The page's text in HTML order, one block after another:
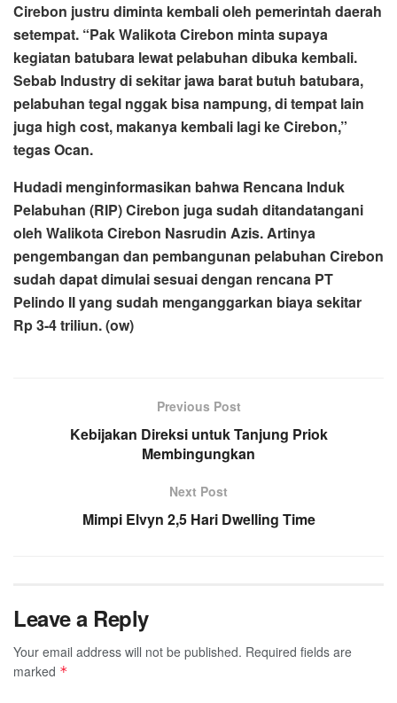
Cirebon justru diminta kembali oleh pemerintah daerah
setempat. “Pak Walikota Cirebon minta supaya
kegiatan batubara lewat pelabuhan dibuka kembali.
Sebab Industry di sekitar jawa barat butuh batubara,
pelabuhan tegal nggak bisa nampung, di tempat lain
juga high cost, makanya kembali lagi ke Cirebon,”
tegas Ocan.
Hudadi menginformasikan bahwa Rencana Induk
Pelabuhan (RIP) Cirebon juga sudah ditandatangani
oleh Walikota Cirebon Nasrudin Azis. Artinya
pengembangan dan pembangunan pelabuhan Cirebon
sudah dapat dimulai sesuai dengan rencana PT
Pelindo II yang sudah menganggarkan biaya sekitar
Rp 3-4 triliun. (ow)
Previous Post
Kebijakan Direksi untuk Tanjung Priok
Membingungkan
Next Post
Mimpi Elvyn 2,5 Hari Dwelling Time
Leave a Reply
Your email address will not be published. Required fields are
marked *